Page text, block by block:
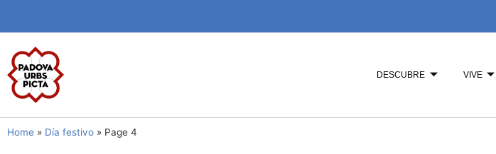
DESCUBRE VIVE
Home » Día festivo » Page 4